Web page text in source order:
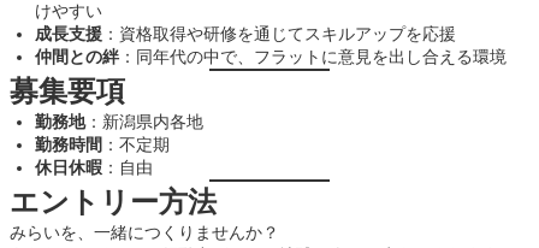
けやすい
成長支援 ：資格取得や研修を通じてスキルアップを応援
仲間との絆 ：同年代の中で、フラットに意見を出し合える環境
募集要項
勤務地：新潟県内各地
勤務時間 ：不定期
休日休暇 ：自由
エントリー方法
みらいを、一緒につくりませんか？